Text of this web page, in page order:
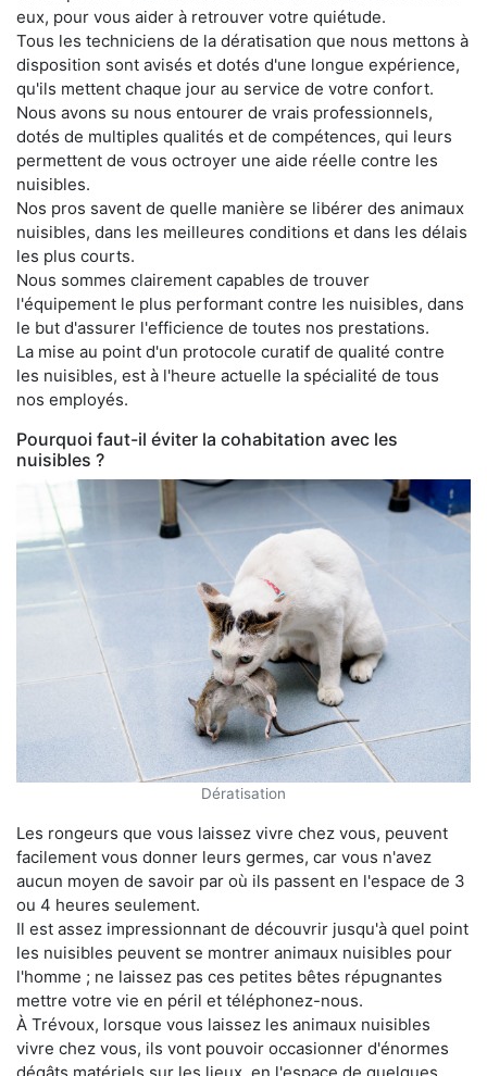
eux, pour vous aider à retrouver votre quiétude.
Tous les techniciens de la dératisation que nous mettons à
disposition sont avisés et dotés d'une longue expérience,
qu'ils mettent chaque jour au service de votre confort.
Nous avons su nous entourer de vrais professionnels,
dotés de multiples qualités et de compétences, qui leurs
permettent de vous octroyer une aide réelle contre les
nuisibles.
Nos pros savent de quelle manière se libérer des animaux
nuisibles, dans les meilleures conditions et dans les délais
les plus courts.
Nous sommes clairement capables de trouver
l'équipement le plus performant contre les nuisibles, dans
le but d'assurer l'efficience de toutes nos prestations.
La mise au point d'un protocole curatif de qualité contre
les nuisibles, est à l'heure actuelle la spécialité de tous
nos employés.
Pourquoi faut-il éviter la cohabitation avec les
nuisibles ?
Dératisation
Les rongeurs que vous laissez vivre chez vous, peuvent
facilement vous donner leurs germes, car vous n'avez
aucun moyen de savoir par où ils passent en l'espace de 3
ou 4 heures seulement.
Il est assez impressionnant de découvrir jusqu'à quel point
les nuisibles peuvent se montrer animaux nuisibles pour
l'homme ; ne laissez pas ces petites bêtes répugnantes
mettre votre vie en péril et téléphonez-nous.
À Trévoux, lorsque vous laissez les animaux nuisibles
vivre chez vous, ils vont pouvoir occasionner d'énormes